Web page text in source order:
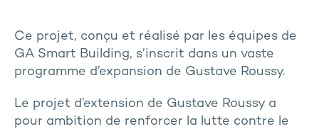
Ce projet, conçu et réalisé par les équipes de
GA Smart Building, s’inscrit dans un vaste
programme d’expansion de Gustave Roussy.
Le projet d’extension de Gustave Roussy a
pour ambition de renforcer la lutte contre le